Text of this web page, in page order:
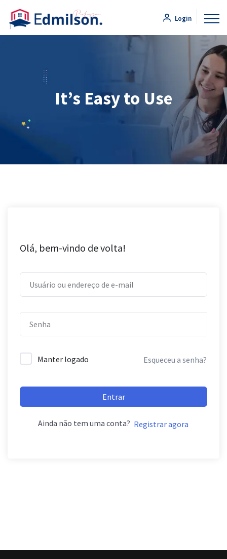
Login
It’s Easy to Use
Olá, bem-vindo de volta!
Manter logado Esqueceu a senha?
Entrar
Ainda não tem uma conta? Registrar agora